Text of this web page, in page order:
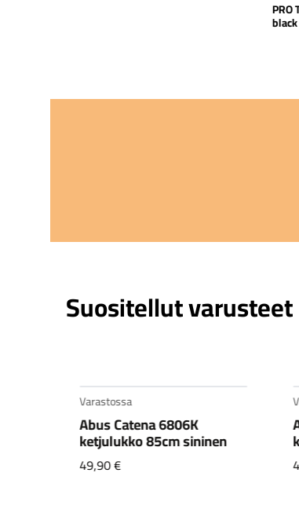
Suositellut varusteet
Varastossa
Abus Catena 6806K
ketjulukko 85cm vihreä
49,90€